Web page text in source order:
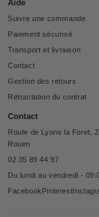
Aide
Suivre une commande
Paiement sécurisé
Transport et livraison
Contact
Gestion des retours
Rétractation du contrat
Contact
Route de Lyons la Foret,
Rouen
02 35 89 44 97
Du lundi au vendredi -
FacebookPinterest